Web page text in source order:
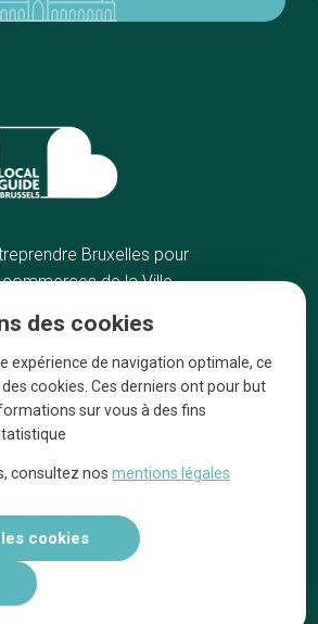
Bruxelles pour
de la Ville
Artisans
A propos
On parle de nous
des cookies
expérience de navigation optimale, ce
cookies. Ces derniers ont pour but
sur vous à des fins
consultez nosmentions légales
cookies